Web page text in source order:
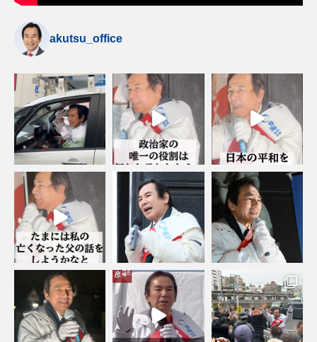
akutsu_office